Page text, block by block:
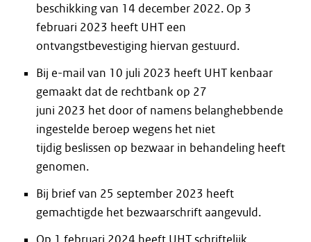
beschikking van 14 december 2022. Op 3
februari 2023 heeft UHT een
ontvangstbevestiging hiervan gestuurd.
Bij e-mail van 10 juli 2023 heeft UHT kenbaar
gemaakt dat de rechtbank op 27
juni 2023 het door of namens belanghebbende
ingestelde beroep wegens het niet
tijdig beslissen op bezwaar in behandeling heeft
genomen.
Bij brief van 25 september 2023 heeft
gemachtigde het bezwaarschrift aangevuld.